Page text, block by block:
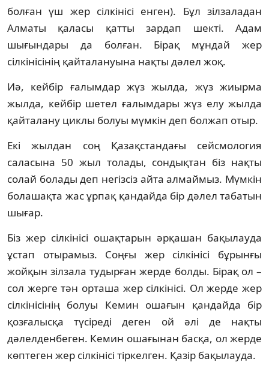
болған үш жер сілкінісі енген). Бұл зіл­заладан
Алматы қаласы қатты зардап шек­ті. Адам
шығындары да болған. Бірақ мұн­дай жер
сілкінісінің қайталануына нақты дәлел жоқ.
Иә, кейбір ғалымдар жүз жылда, жүз жиыр­ма
жылда, кейбір шетел ғалымдары жүз елу жылда
қайталану циклы болуы мүмкін деп болжап отыр.
Екі жылдан соң Қазақстандағы сейс­мо­ло­гия
саласына 50 жыл толады, сондықтан біз нақты
солай болады деп негізсіз айта ал­май­мыз. Мүмкін
болашақта жас ұрпақ қандайда бір дәлел табатын
шығар.
Біз жер сілкінісі ошақтарын әрқашан ба­қылауда
ұстап отырамыз. Соңғы жер сіл­кінісі бұрынғы
жойқын зілзала тудырған жер­де болды. Бірақ ол –
сол жерге тән орташа жер сілкінісі. Ол жерде жер
сілкінісінің болуы Кемин ошағын қандайда бір
қозғалысқа түсіреді деген ой әлі де нақты
дәлелденбеген. Кемин ошағынан басқа, ол жерде
көптеген жер сілкінісі тіркелген. Қазір бақылауда.